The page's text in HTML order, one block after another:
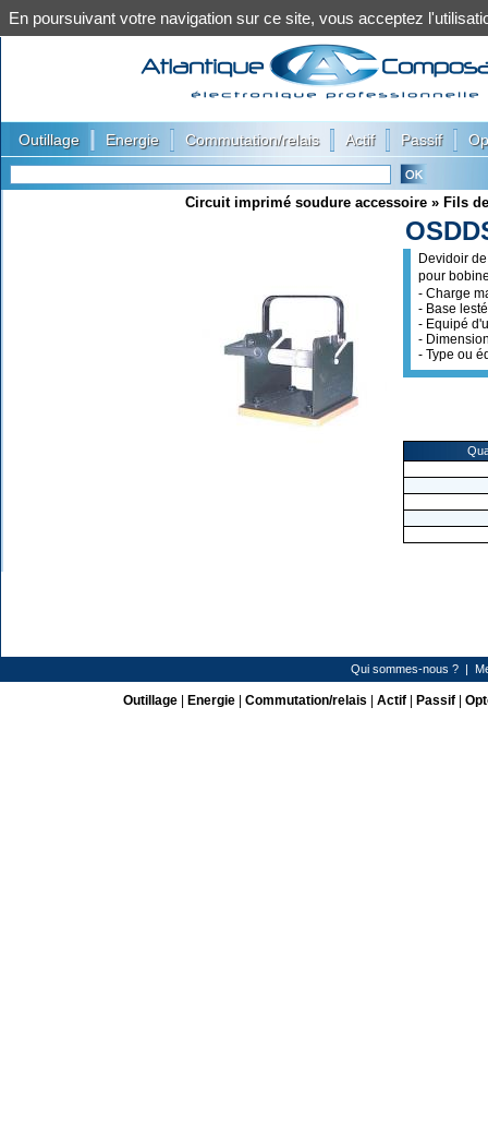
Outillage Energie Commutation/relais Actif Passif
Circuit imprimé soudure accessoire » Fils
Devidoir
pour
- Charge
- Base lesté
- Equipé
-
- Type ou
Qui sommes-nous ? |
Outillage| Energie| Commutation/relais Actif| Passif|
En poursuivant votre navigation sur ce site, vous acceptez